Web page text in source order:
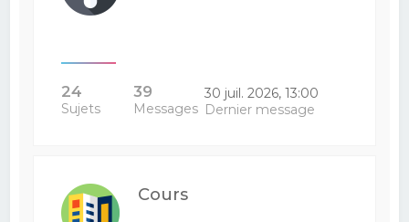
24
Sujets
39
Messages
30 juil. 2026, 13:00
Dernier message
Cours